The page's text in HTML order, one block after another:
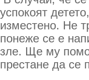
успокоят
изместено. Не
понеже се е
зле. Ще му
престане да се